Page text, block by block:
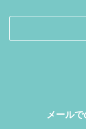
メール